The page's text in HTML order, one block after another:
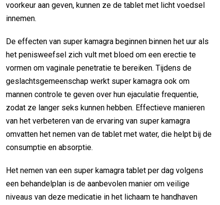
voorkeur aan geven, kunnen ze de tablet met licht voedsel
innemen.
De effecten van super kamagra beginnen binnen het uur als
het penisweefsel zich vult met bloed om een erectie te
vormen om vaginale penetratie te bereiken. Tijdens de
geslachtsgemeenschap werkt super kamagra ook om
mannen controle te geven over hun ejaculatie frequentie,
zodat ze langer seks kunnen hebben. Effectieve manieren
van het verbeteren van de ervaring van super kamagra
omvatten het nemen van de tablet met water, die helpt bij de
consumptie en absorptie.
Het nemen van een super kamagra tablet per dag volgens
een behandelplan is de aanbevolen manier om veilige
niveaus van deze medicatie in het lichaam te handhaven